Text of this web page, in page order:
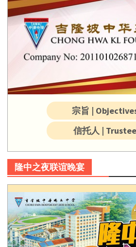
宗旨 |
信托人 | Trustee
隆中之夜联谊晚宴